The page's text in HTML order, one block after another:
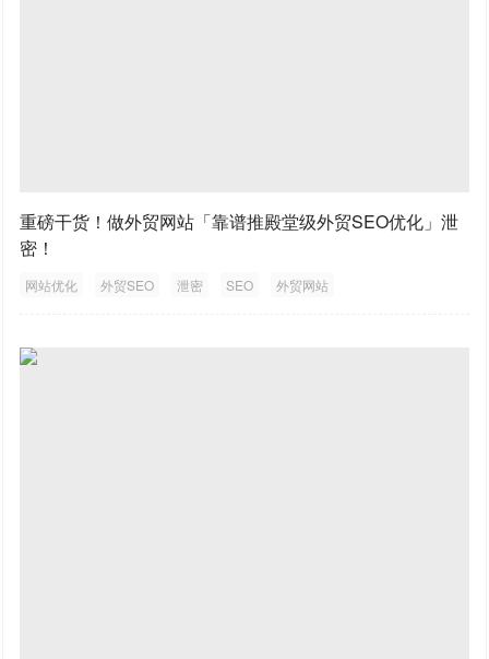
重磅干货！做外贸网站「靠谱推殿堂级外贸SEO优化」泄
密！
网站优化 外贸SEO 泄密 SEO 外贸网站